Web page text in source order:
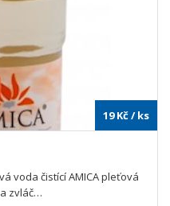
19 Kč/ ks
voda čistící AMICA pleťová
zvláč…